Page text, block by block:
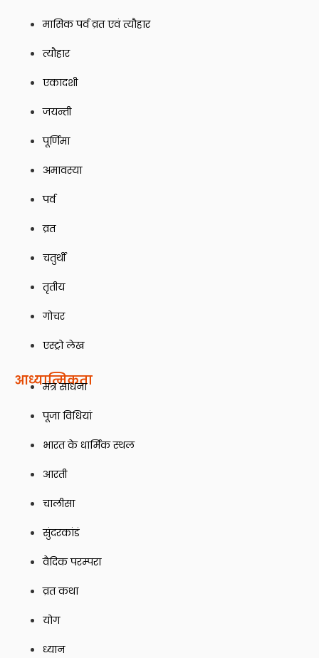
मासिक पर्व व्रत एवं त्यौहार
त्यौहार
एकादशी
जयन्ती
पूर्णिमा
अमावस्या
पर्व
व्रत
चतुर्थी
तृतीय
गोचर
एस्ट्रो लेख
आध्यात्मिकता
मंत्र साधना
पूजा विधियां
भारत के धार्मिक स्थल
आरती
चालीसा
सुंदरकांडं
वैदिक परम्परा
व्रत कथा
योग
ध्यान